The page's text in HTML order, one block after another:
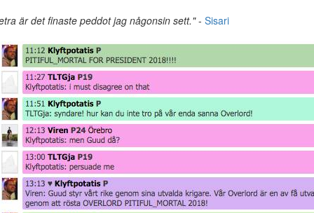
är det finaste peddot jag någonsin sett."- Sisari